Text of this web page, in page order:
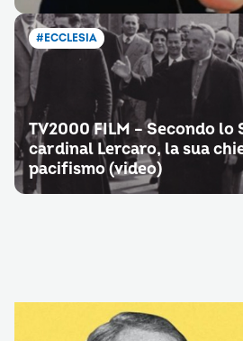
#ECCLESIA
TV2000 FILM – Secondo
cardinal Lercaro, la sua
pacifismo (video)